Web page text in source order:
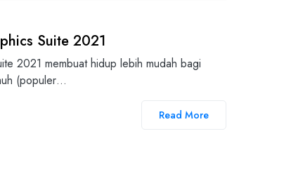
Suite 2021
2021 membuat hidup lebih mudah bagi
(populer…
Read More